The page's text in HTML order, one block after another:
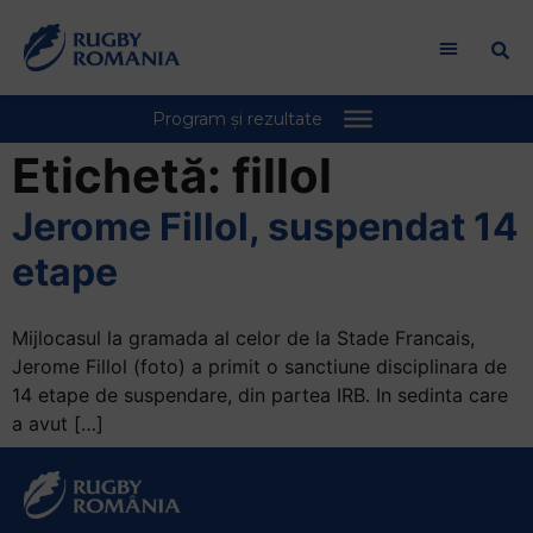
Etichetă: fillol
Jerome Fillol, suspendat 14
etape
Mijlocasul la gramada al celor de la Stade Francais,
Jerome Fillol (foto) a primit o sanctiune disciplinara de
14 etape de suspendare, din partea IRB. In sedinta care
a avut […]